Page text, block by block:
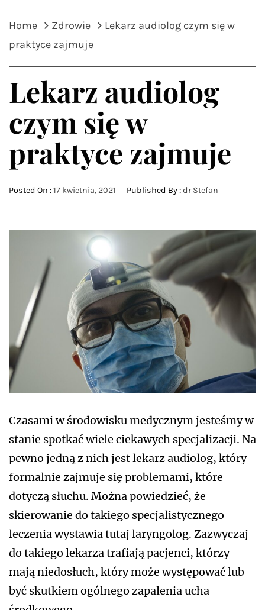
Home Zdrowie
Lekarz audiolog czym się w
praktyce zajmuje
Lekarz audiolog
czym się w
praktyce zajmuje
Posted On :17 kwietnia, 2021 Published By :dr Stefan
Czasami w środowisku medycznym jesteśmy w
stanie spotkać wiele ciekawych specjalizacji. Na
pewno jedną z nich jest lekarz audiolog, który
formalnie zajmuje się problemami, które
dotyczą słuchu. Można powiedzieć, że
skierowanie do takiego specjalistycznego
leczenia wystawia tutaj laryngolog. Zazwyczaj
do takiego lekarza trafiają pacjenci, którzy
mają niedosłuch, który może występować lub
być skutkiem ogólnego zapalenia ucha